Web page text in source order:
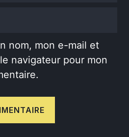
nom, mon e-mail et
navigateur pour mon